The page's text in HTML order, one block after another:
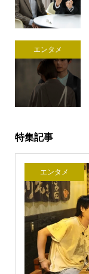
エンタメ
特集記事
エンタメ